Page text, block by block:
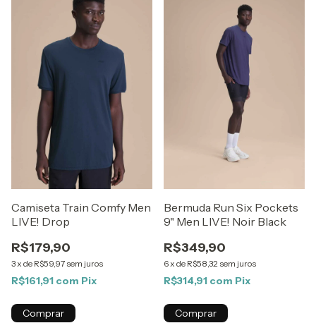
Camiseta Train Comfy Men
LIVE! Drop
R$179,90
3 x de R$59,97 sem juros
R$161,91 com Pix
Comprar
Bermuda Run Six Pockets
9" Men LIVE! Noir Black
R$349,90
6 x de R$58,32 sem juros
R$314,91 com Pix
Comprar